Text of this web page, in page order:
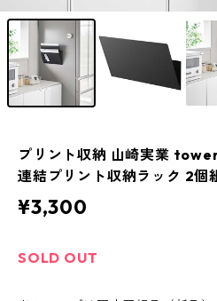
プリント収納 山崎実業
連結プリント収納ラック 2個
¥3,300
SOLD OUT